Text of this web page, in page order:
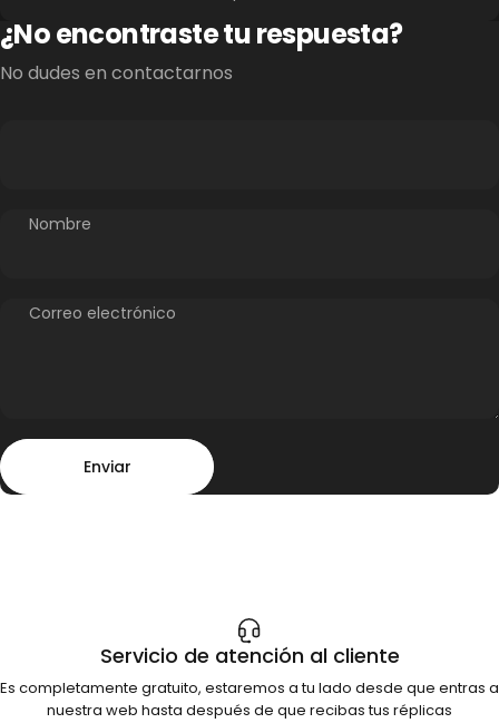
¿No encontraste tu respuesta?
No dudes en contactarnos
Nombre
Correo electrónico
Enviar
Enviar
Servicio de atención al cliente
Es completamente gratuito, estaremos a tu lado desde que entras a
nuestra web hasta después de que recibas tus réplicas